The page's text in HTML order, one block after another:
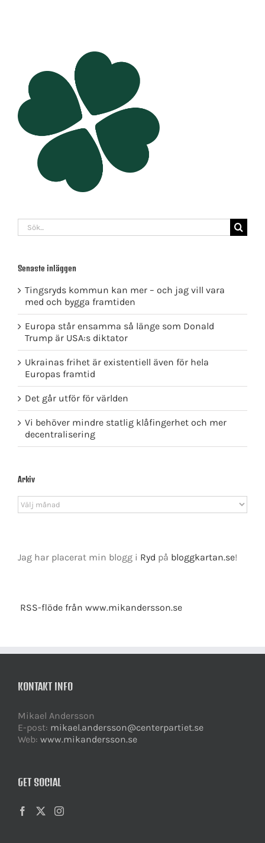
Sök
efter:
Senaste inläggen
Tingsryds kommun kan mer – och jag vill vara
med och bygga framtiden
Europa står ensamma så länge som Donald
Trump är USA:s diktator
Ukrainas frihet är existentiell även för hela
Europas framtid
Det går utför för världen
Vi behöver mindre statlig klåfingerhet och mer
decentralisering
Arkiv
Arkiv
Jag har placerat min blogg i Ryd på bloggkartan.se!
RSS-flöde från www.mikandersson.se
KONTAKT INFO
Mikael Andersson
E-post: mikael.andersson@centerpartiet.se
Web: www.mikandersson.se
GET SOCIAL